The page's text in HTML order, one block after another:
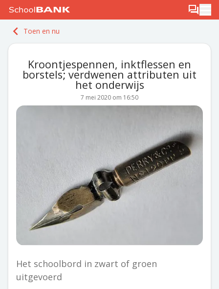
Ga naar de inhoud Berichten
Meld je gratis aan
Toen en nu
Kroontjespennen, inktflessen en
borstels; verdwenen attributen uit
het onderwijs
7 mei 2020 om 16:50
Het schoolbord in zwart of groen
uitgevoerd